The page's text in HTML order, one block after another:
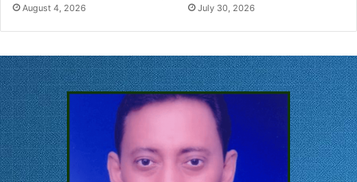
August 4, 2026 July 30, 2026